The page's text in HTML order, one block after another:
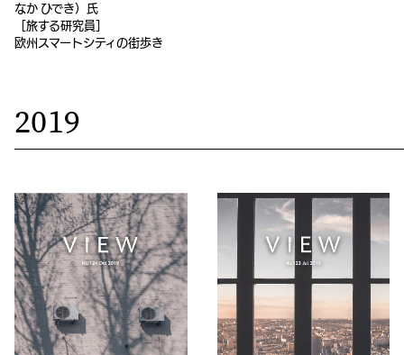
なか ひでき）氏
［旅する研究員］
欧州スマートシティの街歩き
2019